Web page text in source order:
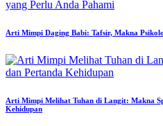
Arti Mimpi Daging Babi: Tafsir, Makna
Arti Mimpi Melihat Tuhan di Langit: Makna
Kehidupan